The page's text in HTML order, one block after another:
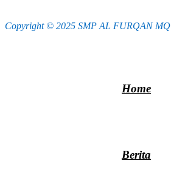
Copyright © 2025 SMP AL FURQAN MQ
Home
Berita